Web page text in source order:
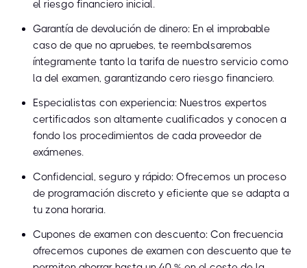
el riesgo financiero inicial.
Garantía de devolución de dinero: En el improbable
caso de que no apruebes, te reembolsaremos
íntegramente tanto la tarifa de nuestro servicio como
la del examen, garantizando cero riesgo financiero.
Especialistas con experiencia: Nuestros expertos
certificados son altamente cualificados y conocen a
fondo los procedimientos de cada proveedor de
exámenes.
Confidencial, seguro y rápido: Ofrecemos un proceso
de programación discreto y eficiente que se adapta a
tu zona horaria.
Cupones de examen con descuento: Con frecuencia
ofrecemos cupones de examen con descuento que te